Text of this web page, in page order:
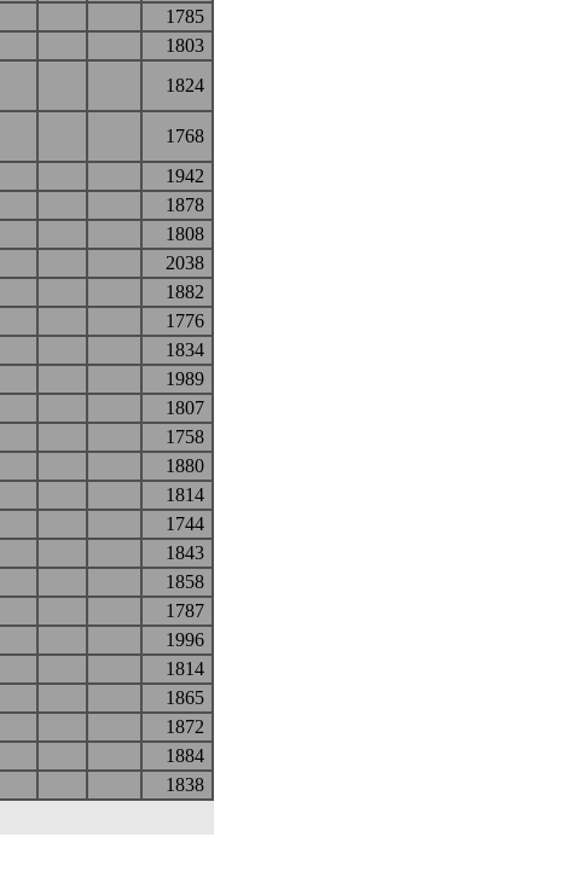
1785
1803
1824
1768
1942
1878
1808
2038
1882
1776
1834
1989
1807
1758
1880
1814
1744
1843
1858
1787
1996
1814
1865
1872
1884
1838